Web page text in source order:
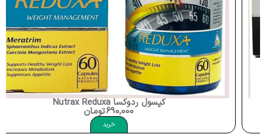
کپسول ردوکسا Nutrax Reduxa
690,000تومان
خرید